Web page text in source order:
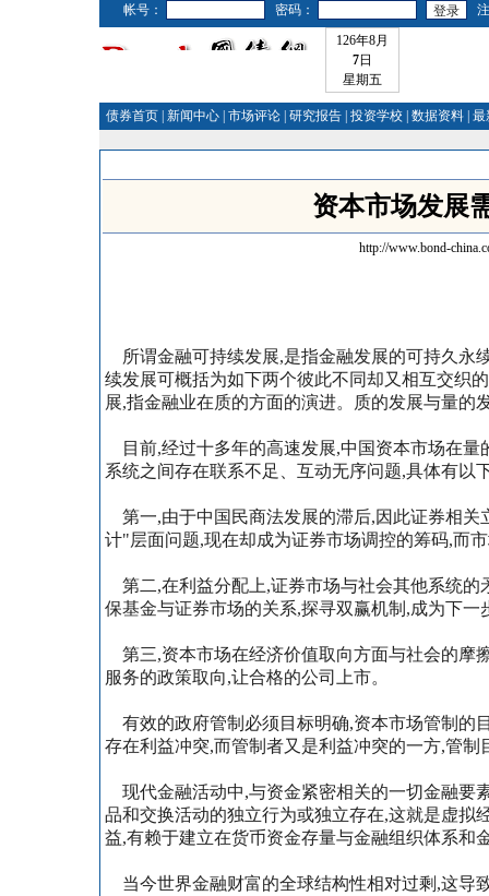
帐号： 密码：
126年8月
7日
星期五
债券首页 新闻中心 市场评论 研究报告 投资学校 数据资料 最
资本市场发展
http://www.bond-
所谓金融可持续发展,是指金融发展的可持久永
续发展可概括为如下两个彼此不同却又相互交织
展,指金融业在质的方面的演进。质的发展与量的
目前,经过十多年的高速发展,中国资本市场在量
系统之间存在联系不足、互动无序问题,具体有以
第一,由于中国民商法发展的滞后,因此证券相关
计"层面问题,现在却成为证券市场调控的筹码,而
第二,在利益分配上,证券市场与社会其他系统的
保基金与证券市场的关系,探寻双赢机制,成为下一
第三,资本市场在经济价值取向方面与社会的摩
服务的政策取向,让合格的公司上市。
有效的政府管制必须目标明确,资本市场管制的
存在利益冲突,而管制者又是利益冲突的一方,管制
现代金融活动中,与资金紧密相关的一切金融要
品和交换活动的独立行为或独立存在,这就是虚拟
益,有赖于建立在货币资金存量与金融组织体系和
当今世界金融财富的全球结构性相对过剩,这导